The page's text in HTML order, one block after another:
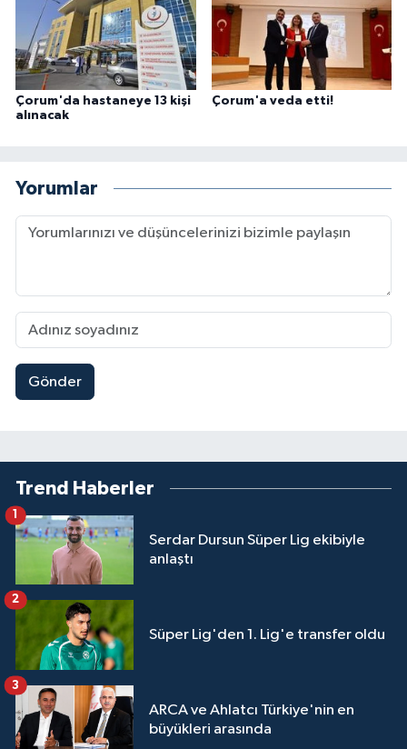
Çorum'da hastaneye 13 kişi
alınacak
Çorum'a veda etti!
Yorumlar
Gönder
Trend Haberler
Serdar Dursun Süper Lig ekibiyle
anlaştı
1
Süper Lig'den 1. Lig'e transfer oldu
2
ARCA ve Ahlatcı Türkiye'nin en
büyükleri arasında
3